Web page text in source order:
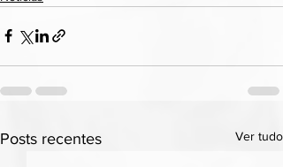
Posts recentes Ver tudo